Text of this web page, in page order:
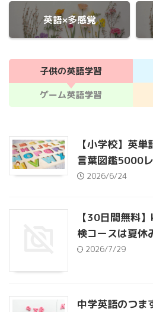
英語×多感覚
子供の英語学習
ゲーム英語学習
【小学校】英
言葉図鑑5000
2026/6/24
【30日間無料
検コースは夏休
2026/7/29
中学英語のつま